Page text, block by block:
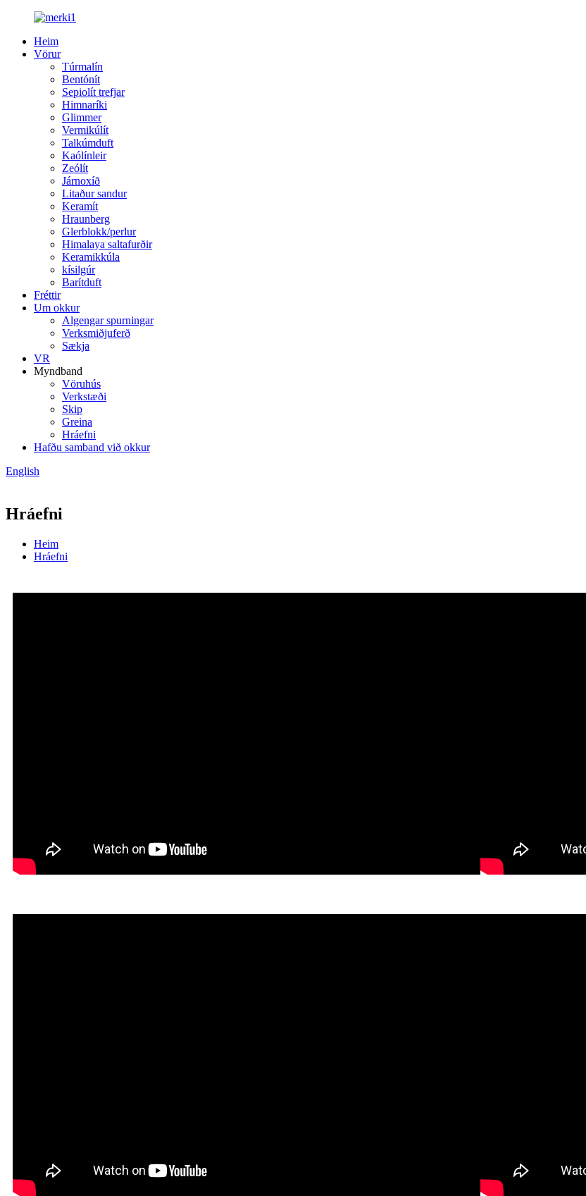
Heim
Vörur
Túrmalín
Bentónít
Sepiolít trefjar
Himnaríki
Glimmer
Vermikúlít
Talkúmduft
Kaólínleir
Zeólít
Járnoxíð
Litaður sandur
Keramít
Hraunberg
Glerblokk/perlur
Himalaya saltafurðir
Keramikkúla
kísilgúr
Barítduft
Fréttir
Um okkur
Algengar spurningar
Verksmiðjuferð
Sækja
VR
Myndband
Vöruhús
Verkstæði
Skip
Greina
Hráefni
Hafðu samband við okkur
English
Hráefni
Heim
Hráefni